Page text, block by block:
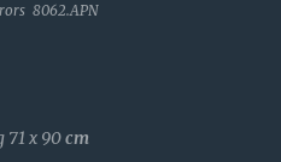
8062.APN
71 x 90cm